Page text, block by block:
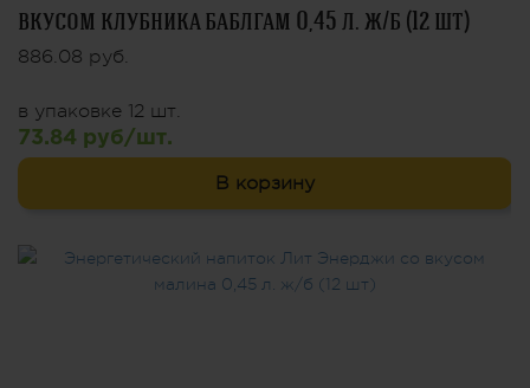
вкусом клубника баблгам 0,45 л. ж/б (12 шт)
886.08 руб.
в упаковке 12 шт.
73.84 руб/шт.
В корзину